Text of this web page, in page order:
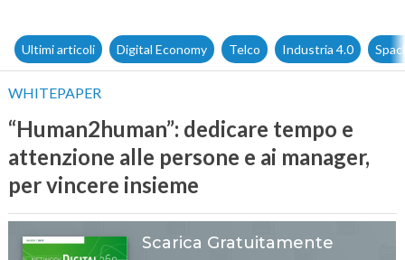
Ultimi articoli Digital Economy Telco Industria 4.0
WHITEPAPER
“Human2human”: dedicare tempo e
attenzione alle persone e ai manager,
per vincere insieme
Scarica Gratuitamente